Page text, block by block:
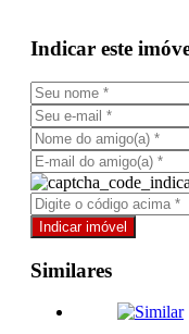
Indicar este
Similares